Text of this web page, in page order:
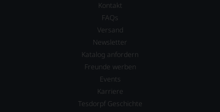
Kontakt
FAQs
Versand
Newsletter
Katalog anfordern
Freunde werben
Events
Karriere
Tesdorpf Geschichte